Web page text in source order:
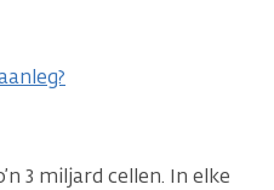
3 miljard cellen. In elke